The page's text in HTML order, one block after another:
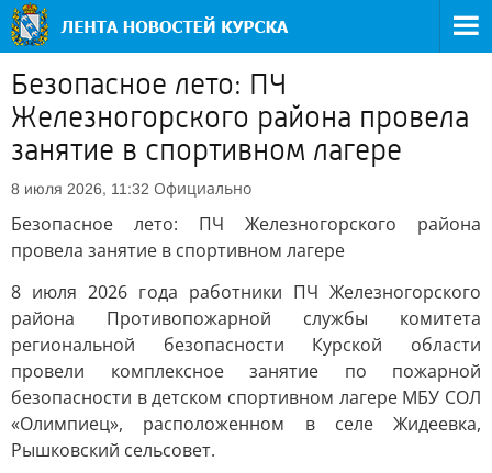
Безопасное лето: ПЧ
Железногорского района провела
занятие в спортивном лагере
8 июля 2026, 11:32 Официально
Безопасное лето: ПЧ Железногорского района
провела занятие в спортивном лагере
8 июля 2026 года работники ПЧ Железногорского
района Противопожарной службы комитета
региональной безопасности Курской области
провели комплексное занятие по пожарной
безопасности в детском спортивном лагере МБУ СОЛ
«Олимпиец», расположенном в селе Жидеевка,
Рышковский сельсовет.